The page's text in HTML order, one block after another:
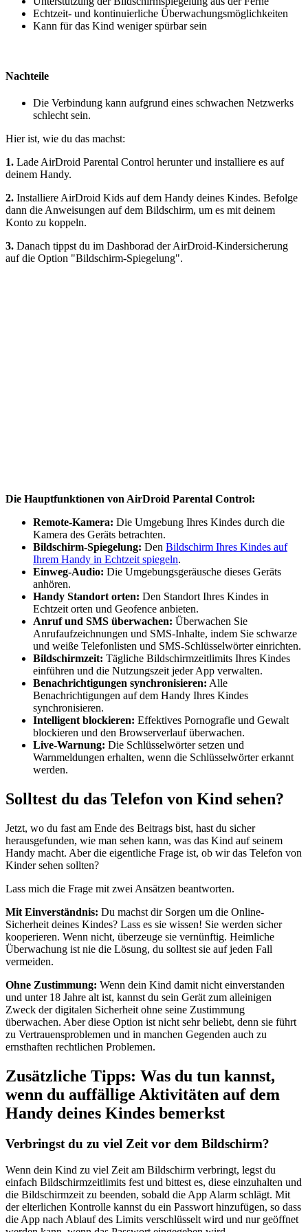
Echtzeit- und kontinuierliche Überwachungsmöglichkeiten
Kann für das Kind weniger spürbar sein
Nachteile
Die Verbindung kann aufgrund eines schwachen Netzwerks
schlecht sein.
Hier ist, wie du das machst:
1. Lade AirDroid Parental Control herunter und installiere es auf
deinem Handy.
2. Installiere AirDroid Kids auf dem Handy deines Kindes. Befolge
dann die Anweisungen auf dem Bildschirm, um es mit deinem
Konto zu koppeln.
3. Danach tippst du im Dashborad der AirDroid-Kindersicherung
auf die Option "Bildschirm-Spiegelung".
Die Hauptfunktionen von AirDroid Parental Control:
Remote-Kamera: Die Umgebung Ihres Kindes durch die
Kamera des Geräts betrachten.
Bildschirm-Spiegelung: Den Bildschirm Ihres Kindes auf
Ihrem Handy in Echtzeit spiegeln.
Einweg-Audio: Die Umgebungsgeräusche dieses Geräts
anhören.
Handy Standort orten: Den Standort Ihres Kindes in
Echtzeit orten und Geofence anbieten.
Anruf und SMS überwachen: Überwachen Sie
Anrufaufzeichnungen und SMS-Inhalte, indem Sie schwarze
und weiße Telefonlisten und SMS-Schlüsselwörter einrichten.
Bildschirmzeit: Tägliche Bildschirmzeitlimits Ihres Kindes
einführen und die Nutzungszeit jeder App verwalten.
Benachrichtigungen synchronisieren: Alle
Benachrichtigungen auf dem Handy Ihres Kindes
synchronisieren.
Intelligent blockieren: Effektives Pornografie und Gewalt
blockieren und den Browserverlauf überwachen.
Live-Warnung: Die Schlüsselwörter setzen und
Warnmeldungen erhalten, wenn die Schlüsselwörter erkannt
werden.
Solltest du das Telefon von Kind sehen?
Jetzt, wo du fast am Ende des Beitrags bist, hast du sicher
herausgefunden, wie man sehen kann, was das Kind auf seinem
Handy macht. Aber die eigentliche Frage ist, ob wir das Telefon von
Kinder sehen sollten?
Lass mich die Frage mit zwei Ansätzen beantworten.
Mit Einverständnis: Du machst dir Sorgen um die Online-
Sicherheit deines Kindes? Lass es sie wissen! Sie werden sicher
kooperieren. Wenn nicht, überzeuge sie vernünftig. Heimliche
Überwachung ist nie die Lösung, du solltest sie auf jeden Fall
vermeiden.
Ohne Zustimmung: Wenn dein Kind damit nicht einverstanden
und unter 18 Jahre alt ist, kannst du sein Gerät zum alleinigen
Zweck der digitalen Sicherheit ohne seine Zustimmung
überwachen. Aber diese Option ist nicht sehr beliebt, denn sie führt
zu Vertrauensproblemen und in manchen Gegenden auch zu
ernsthaften rechtlichen Problemen.
Zusätzliche Tipps: Was du tun kannst,
wenn du auffällige Aktivitäten auf dem
Handy deines Kindes bemerkst
Verbringst du zu viel Zeit vor dem Bildschirm?
Wenn dein Kind zu viel Zeit am Bildschirm verbringt, legst du
einfach Bildschirmzeitlimits fest und bittest es, diese einzuhalten und
die Bildschirmzeit zu beenden, sobald die App Alarm schlägt. Mit
der elterlichen Kontrolle kannst du ein Passwort hinzufügen, so dass
die App nach Ablauf des Limits verschlüsselt wird und nur geöffnet